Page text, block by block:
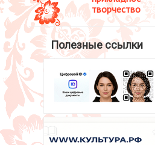
творчество
Полезные ссылки